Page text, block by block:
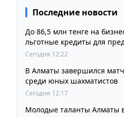
Последние новости
До 86,5 млн тенге на
льготные кредиты для
Сегодня 12:22
В Алматы завершился
среди юных шахматистов
Сегодня 12:17
Молодые таланты Алматы